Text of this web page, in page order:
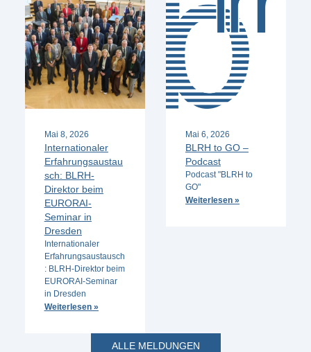
Mai 8, 2026
Internationaler
Erfahrungsaustau
sch: BLRH-
Direktor beim
EURORAI-
Seminar in
Dresden
Internationaler
Erfahrungsaustausch
: BLRH-Direktor beim
EURORAI-Seminar
in Dresden
Weiterlesen »
Mai 6, 2026
BLRH to GO –
Podcast
Podcast "BLRH to
GO"
Weiterlesen »
ALLE MELDUNGEN